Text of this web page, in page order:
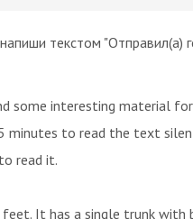
текстом "Отправил(а)
some interesting material
minutes to read the text
read it.
It has a single trunk with